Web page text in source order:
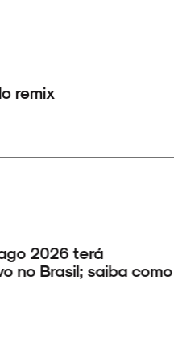
remix
2026 terá
no Brasil; saiba como